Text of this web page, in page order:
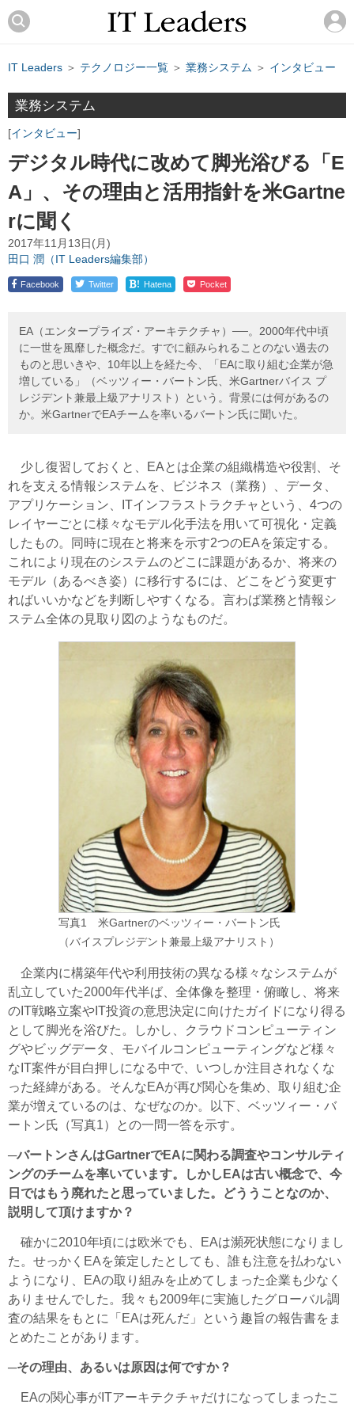
IT Leaders ＞ テクノロジー一覧 ＞ 業務システム ＞ インタビュー
業務システム
インタビュー
デジタル時代に改めて脚光浴びる「E
A」、その理由と活用指針を米Gartne
rに聞く
2017年11月13日(月)
田口 潤（IT Leaders編集部）
Facebook Twitter ! Hatena Pocket
EA（エンタープライズ・アーキテクチャ）──。2000年代中頃
に一世を風靡した概念だ。すでに顧みられることのない過去の
ものと思いきや、10年以上を経た今、「EAに取り組む企業が急
増している」（ベッツィー・バートン氏、米Gartnerバイス プ
レジデント兼最上級アナリスト）という。背景には何があるの
か。米GartnerでEAチームを率いるバートン氏に聞いた。
少し復習しておくと、EAとは企業の組織構造や役割、そ
れを支える情報システムを、ビジネス（業務）、データ、
アプリケーション、ITインフラストラクチャという、4つの
レイヤーごとに様々なモデル化手法を用いて可視化・定義
したもの。同時に現在と将来を示す2つのEAを策定する。
これにより現在のシステムのどこに課題があるか、将来の
モデル（あるべき姿）に移行するには、どこをどう変更す
ればいいかなどを判断しやすくなる。言わば業務と情報シ
ステム全体の見取り図のようなものだ。
写真1 米Gartnerのベッツィー・バートン氏
（バイスプレジデント兼最上級アナリスト）
企業内に構築年代や利用技術の異なる様々なシステムが
乱立していた2000年代半ば、全体像を整理・俯瞰し、将来
のIT戦略立案やIT投資の意思決定に向けたガイドになり得る
として脚光を浴びた。しかし、クラウドコンピューティン
グやビッグデータ、モバイルコンピューティングなど様々
なIT案件が目白押しになる中で、いつしか注目されなくな
った経緯がある。そんなEAが再び関心を集め、取り組む企
業が増えているのは、なぜなのか。以下、ベッツィー・バ
ートン氏（写真1）との一問一答を示す。
─バートンさんはGartnerでEAに関わる調査やコンサルティ
ングのチームを率いています。しかしEAは古い概念で、今
日ではもう廃れたと思っていました。どううことなのか、
説明して頂けますか？
確かに2010年頃には欧米でも、EAは瀕死状態になりまし
た。せっかくEAを策定したとしても、誰も注意を払わない
ようになり、EAの取り組みを止めてしまった企業も少なく
ありませんでした。我々も2009年に実施したグローバル調
査の結果をもとに「EAは死んだ」という趣旨の報告書をま
とめたことがあります。
─その理由、あるいは原因は何ですか？
EAの関心事がITアーキテクチャだけになってしまったこ